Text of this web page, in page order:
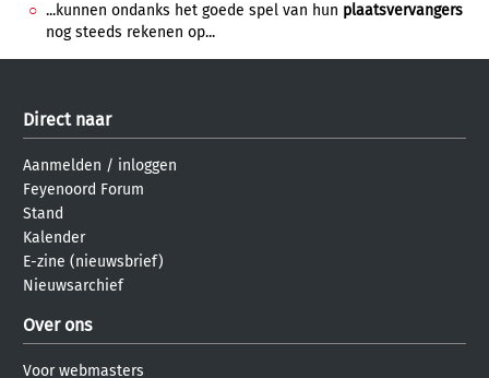
...kunnen ondanks het goede spel van hun plaatsvervangers
nog steeds rekenen op...
Direct naar
Aanmelden / inloggen
Feyenoord Forum
Stand
Kalender
E-zine (nieuwsbrief)
Nieuwsarchief
Over ons
Voor webmasters